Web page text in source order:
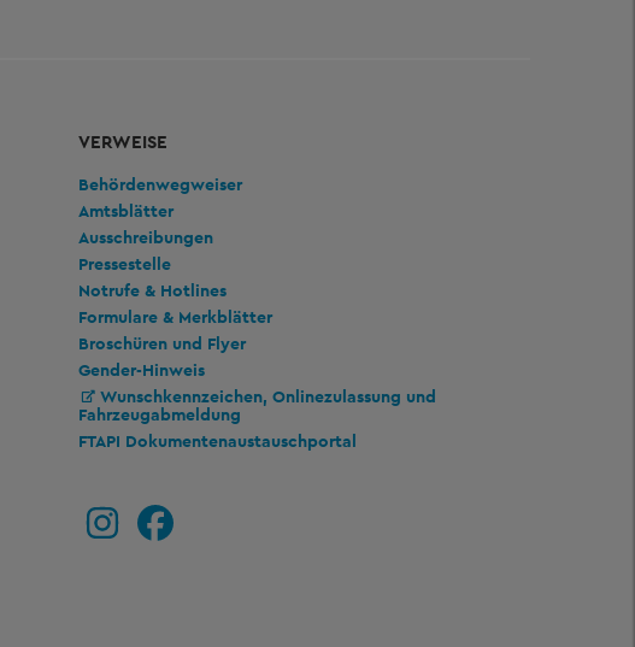
VERWEISE
Behördenwegweiser
Amtsblätter
Ausschreibungen
Pressestelle
Notrufe & Hotlines
Formulare & Merkblätter
Broschüren und Flyer
Gender-Hinweis
Wunschkennzeichen, Onlinezulassung und
Fahrzeugabmeldung
FTAPI Dokumentenaustauschportal